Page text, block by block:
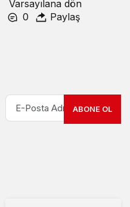
Varsayılana dön
0
Paylaş
ABONE OL